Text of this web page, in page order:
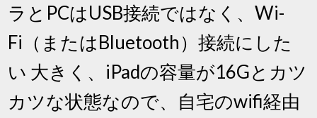
ラとPCはUSB接続ではなく、Wi-
Fi（またはBluetooth）接続にした
い 大きく、iPadの容量が16Gとカツ
カツな状態なので、自宅のwifi経由